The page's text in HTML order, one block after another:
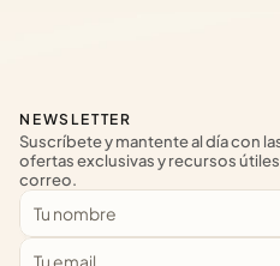
NEWSLETTER
Suscríbete y mantente al día con
ofertas exclusivas y recursos
correo.